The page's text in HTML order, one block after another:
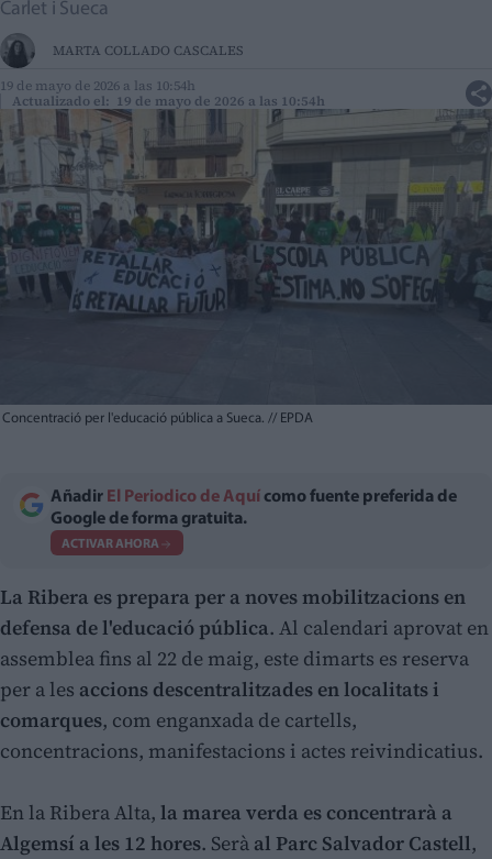
Carlet i Sueca
MARTA COLLADO CASCALES
19 de mayo de 2026 a las 10:54h
Actualizado el: 19 de mayo de 2026 a las 10:54h
Concentració per l'educació pública a Sueca. // EPDA
Añadir El Periodico de Aquí como fuente preferida de
Google de forma gratuita.
ACTIVAR AHORA
La Ribera es prepara per a noves mobilitzacions en
defensa de l'educació pública. Al calendari aprovat en
assemblea fins al 22 de maig, este dimarts es reserva
per a les accions descentralitzades en localitats i
comarques, com enganxada de cartells,
concentracions, manifestacions i actes reivindicatius.
En la Ribera Alta, la marea verda es concentrarà a
Algemsí a les 12 hores. Serà al Parc Salvador Castell,